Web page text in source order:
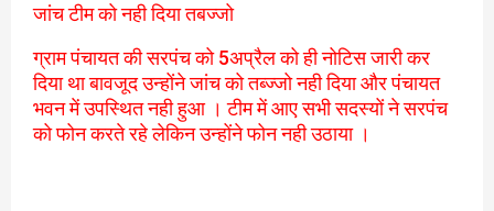
जांच टीम को नही दिया तबज्जो
ग्राम पंचायत की सरपंच को 5अप्रैल को ही नोटिस जारी कर
दिया था बावजूद उन्होंने जांच को तब्ज्जो नही दिया और पंचायत
भवन में उपस्थित नही हुआ । टीम में आए सभी सदस्यों ने सरपंच
को फोन करते रहे लेकिन उन्होंने फोन नही उठाया ।